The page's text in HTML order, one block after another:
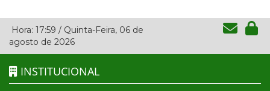
Hora: 17:59 / Quinta-Feira, 06 de
agosto de 2026
INSTITUCIONAL